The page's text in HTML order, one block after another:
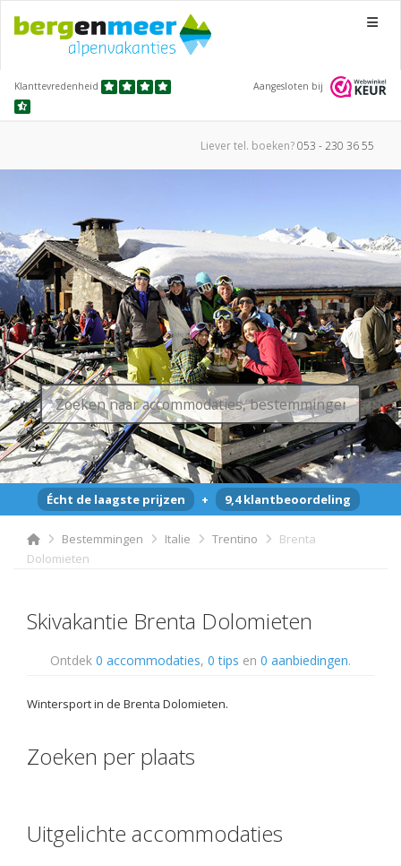
Menu
Klanttevredenheid Aangesloten bij
Liever tel. boeken?053 - 230 36 55
Écht de laagste prijzen + 9,4 klantbeoordeling
Bestemmingen Italie Trentino
Brenta
Dolomieten
Skivakantie Brenta Dolomieten
Ontdek 0 accommodaties, 0 tips en 0 aanbiedingen.
Wintersport in de Brenta Dolomieten.
Zoeken per plaats
Uitgelichte accommodaties